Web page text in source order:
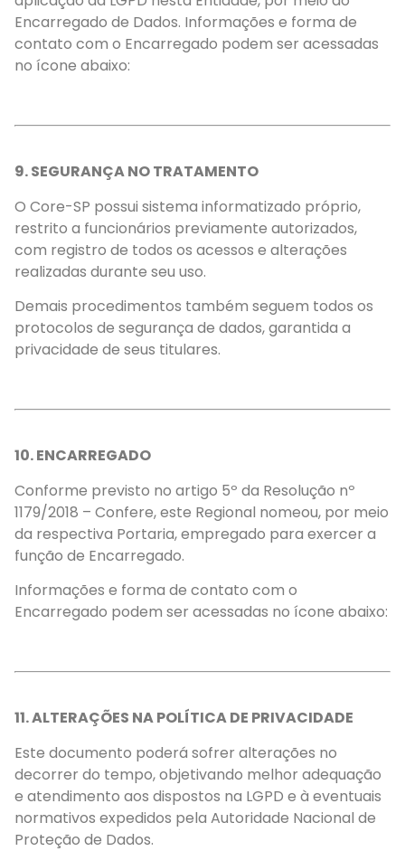
Encarregado de Dados. Informações e forma de
contato com o Encarregado podem ser acessadas
no ícone abaixo:
9. SEGURANÇA NO TRATAMENTO
O Core-SP possui sistema informatizado próprio,
restrito a funcionários previamente autorizados,
com registro de todos os acessos e alterações
realizadas durante seu uso.
Demais procedimentos também seguem todos os
protocolos de segurança de dados, garantida a
privacidade de seus titulares.
10. ENCARREGADO
Conforme previsto no artigo 5º da Resolução nº
1179/2018 – Confere, este Regional nomeou, por meio
da respectiva Portaria, empregado para exercer a
função de Encarregado.
Informações e forma de contato com o
Encarregado podem ser acessadas no ícone abaixo:
11. ALTERAÇÕES NA POLÍTICA DE PRIVACIDADE
Este documento poderá sofrer alterações no
decorrer do tempo, objetivando melhor adequação
e atendimento aos dispostos na LGPD e à eventuais
normativos expedidos pela Autoridade Nacional de
Proteção de Dados.